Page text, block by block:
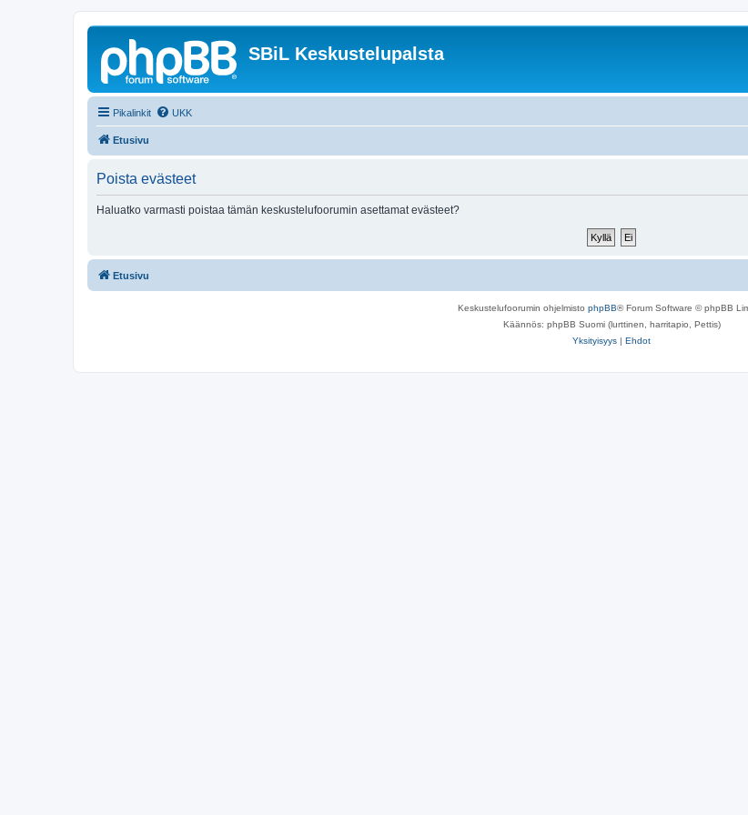
SBiL Keskustelupalsta
Pikalinkit UKK
Etusivu
Poista evästeet
Haluatko varmasti poistaa tämän keskustelufoorumin asettamat evästeet?
Etusivu
Keskustelufoorumin ohjelmisto phpBB® Forum Software © phpBB
Käännös: phpBB Suomi (lurttinen, harritapio, Pettis)
Yksityisyys | Ehdot